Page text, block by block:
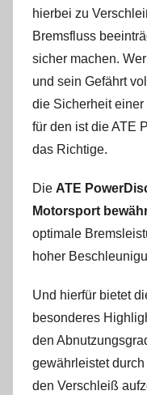
hierbei zu
Bremsfluss
sicher machen.
und sein Gefährt
die Sicherheit einer
für den ist die ATE
das Richtige.
Die ATE
Motorsport
optimale
hoher
Und hierfür bietet
besonderes
den
gewährleistet
den Verschleiß